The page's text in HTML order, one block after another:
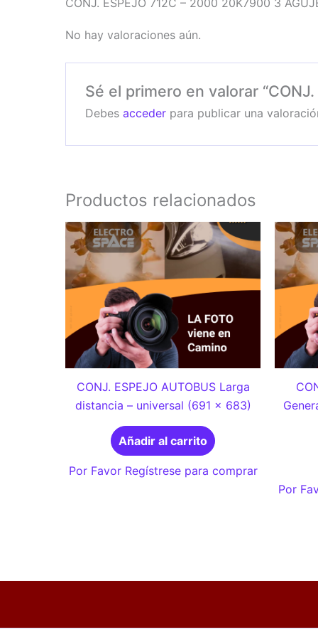
CONJ. ESPEJO 712C – 2000 20K7900 3
No hay valoraciones aún.
Sé el primero en valorar
Debes accederpara publicar una
Productos relacionados
CONJ. ESPEJO AUTOBUS Larga
distancia – universal (691 x 683)
Añadir al carrito
Por Favor Regístrese para comprar
Por